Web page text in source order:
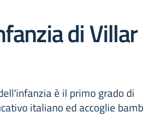
di Villar
è il primo grado di
italiano ed accoglie